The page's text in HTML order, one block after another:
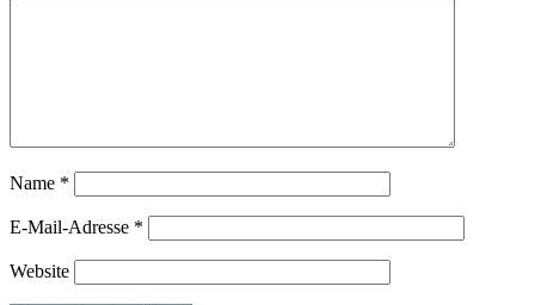
Name *
E-Mail-Adresse *
Website